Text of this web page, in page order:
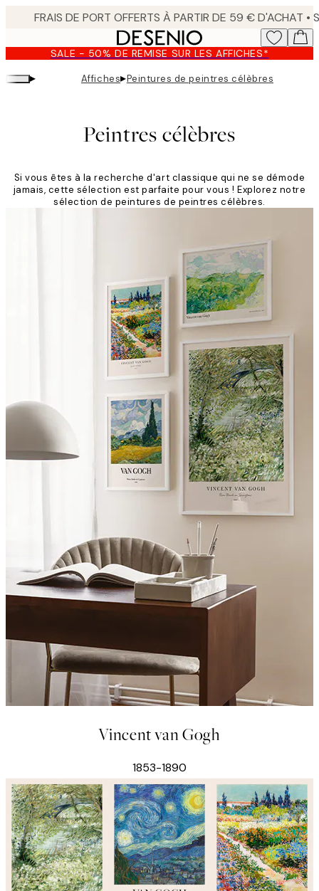
content.SALE - 50% DE REMISE SUR LES AFFICHES*
▸ Affiches▸Peintures de peintres célèbres
Peintres célèbres
Si vous êtes à la recherche d'art classique qui ne se démode
jamais, cette sélection est parfaite pour vous ! Explorez notre
sélection de peintures de peintres célèbres.
Vincent van Gogh
1853-1890